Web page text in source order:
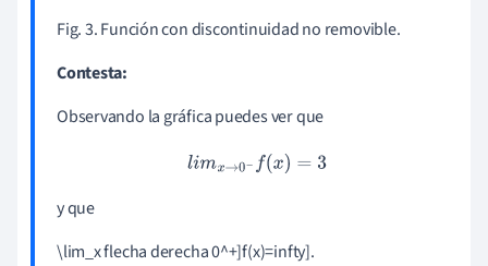
Fig. 3. Función con discontinuidad no removible.
Contesta:
Observando la gráfica puedes ver que
limx→0−f(x)= 3
y que
\lim_x flecha derecha 0^+]f(x)=infty].